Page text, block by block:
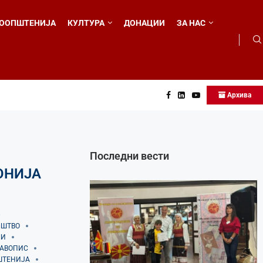
КУЛТУРА ДОНАЦИИ ЗА НАС
Архива
Последни вести